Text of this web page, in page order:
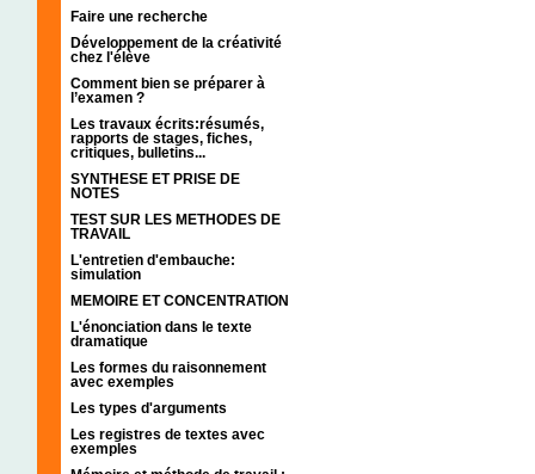
Faire une recherche
Développement de la créativité
chez l'élève
Comment bien se préparer à
l’examen ?
Les travaux écrits:résumés,
rapports de stages, fiches,
critiques, bulletins...
SYNTHESE ET PRISE DE
NOTES
TEST SUR LES METHODES DE
TRAVAIL
L'entretien d'embauche:
simulation
MEMOIRE ET CONCENTRATION
L'énonciation dans le texte
dramatique
Les formes du raisonnement
avec exemples
Les types d'arguments
Les registres de textes avec
exemples